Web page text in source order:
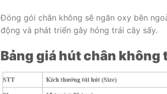
Đóng gói chân không sẽ ngăn oxy bên
động và phát triển gây hỏng trái cây sấy.
Bảng giá hút chân